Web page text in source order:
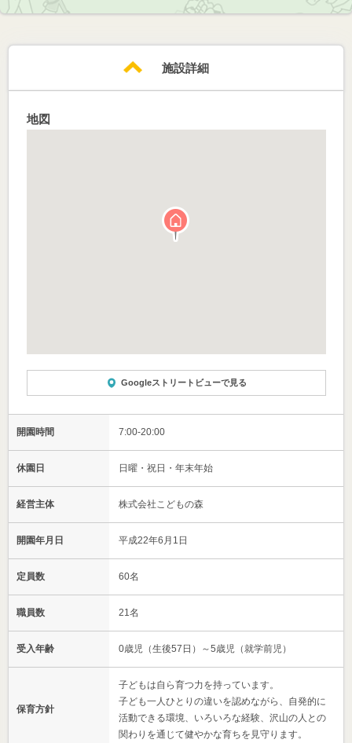
施設詳細
地図
Googleストリートビューで見る
開園時間 7:00-20:00
休園日 日曜・祝日・年末年始
経営主体 株式会社こどもの森
開園年月日 平成22年6月1日
定員数 60名
職員数 21名
受入年齢 0歳児（生後57日）～5歳児（就学前児）
保育方針
子どもは自ら育つ力を持っています。
子ども一人ひとりの違いを認めながら、自発的に
活動できる環境、いろいろな経験、沢山の人との
関わりを通じて健やかな育ちを見守ります。